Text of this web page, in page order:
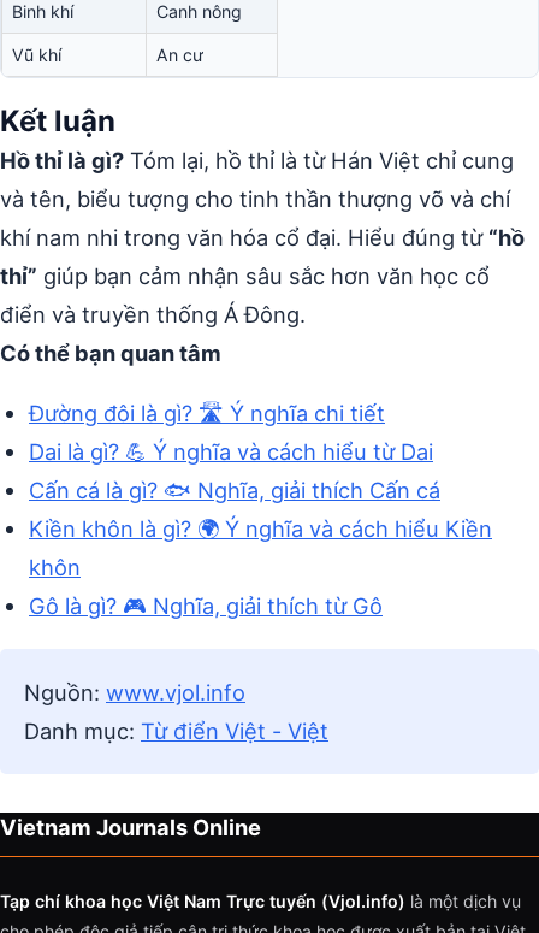
Binh khí Canh nông
Vũ khí An cư
Kết luận
Hồ thỉ là gì? Tóm lại, hồ thỉ là từ Hán Việt chỉ cung
và tên, biểu tượng cho tinh thần thượng võ và chí
khí nam nhi trong văn hóa cổ đại. Hiểu đúng từ “hồ
thỉ” giúp bạn cảm nhận sâu sắc hơn văn học cổ
điển và truyền thống Á Đông.
Có thể bạn quan tâm
Đường đôi là gì? 🛣️ Ý nghĩa chi tiết
Dai là gì? 💪 Ý nghĩa và cách hiểu từ Dai
Cấn cá là gì? 🐟 Nghĩa, giải thích Cấn cá
Kiền khôn là gì? 🌍 Ý nghĩa và cách hiểu Kiền
khôn
Gô là gì? 🎮 Nghĩa, giải thích từ Gô
Nguồn: www.vjol.info
Danh mục: Từ điển Việt - Việt
Vietnam Journals Online
Tạp chí khoa học Việt Nam Trực tuyến (Vjol.info) là một dịch vụ